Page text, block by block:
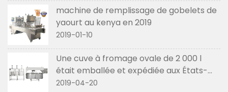
machine de remplissage de gobelets de
yaourt au kenya en 2019
2019-01-10
Une cuve à fromage ovale de 2 000 l
était emballée et expédiée aux États-
Unis en avril 2019
2019-04-20